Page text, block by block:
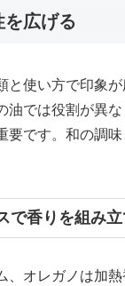
広げる
と使い方で印象が
油では役割が異
要です。和の調
で香りを組み立
、オレガノは加